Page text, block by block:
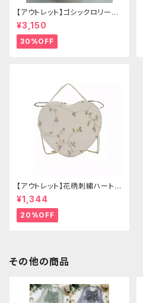
【アウトレット】ゴシックロリータ
ゴールドクラウン＆ホーン(ヴェ
ール付き)
¥3,150
30%OFF
【アウトレット】花柄刺繍ハートバ
ッグ
¥1,344
20%OFF
その他の商品